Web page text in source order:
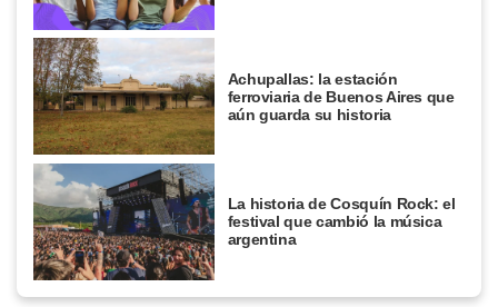
Achupallas: la estación
ferroviaria de Buenos Aires que
aún guarda su historia
La historia de Cosquín Rock: el
festival que cambió la música
argentina